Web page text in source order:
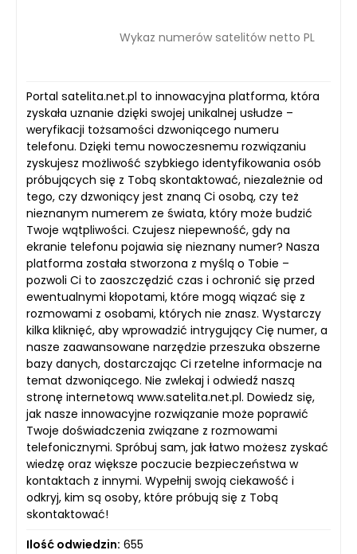
Wykaz numerów satelitów netto PL
Portal satelita.net.pl to innowacyjna platforma, która
zyskała uznanie dzięki swojej unikalnej usłudze –
weryfikacji tożsamości dzwoniącego numeru
telefonu. Dzięki temu nowoczesnemu rozwiązaniu
zyskujesz możliwość szybkiego identyfikowania osób
próbujących się z Tobą skontaktować, niezależnie od
tego, czy dzwoniący jest znaną Ci osobą, czy też
nieznanym numerem ze świata, który może budzić
Twoje wątpliwości. Czujesz niepewność, gdy na
ekranie telefonu pojawia się nieznany numer? Nasza
platforma została stworzona z myślą o Tobie –
pozwoli Ci to zaoszczędzić czas i ochronić się przed
ewentualnymi kłopotami, które mogą wiązać się z
rozmowami z osobami, których nie znasz. Wystarczy
kilka kliknięć, aby wprowadzić intrygujący Cię numer, a
nasze zaawansowane narzędzie przeszuka obszerne
bazy danych, dostarczając Ci rzetelne informacje na
temat dzwoniącego. Nie zwlekaj i odwiedź naszą
stronę internetową www.satelita.net.pl. Dowiedz się,
jak nasze innowacyjne rozwiązanie może poprawić
Twoje doświadczenia związane z rozmowami
telefonicznymi. Spróbuj sam, jak łatwo możesz zyskać
wiedzę oraz większe poczucie bezpieczeństwa w
kontaktach z innymi. Wypełnij swoją ciekawość i
odkryj, kim są osoby, które próbują się z Tobą
skontaktować!
Ilość odwiedzin: 655